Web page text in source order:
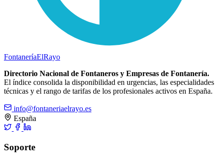
FontaneríaElRayo
Directorio Nacional de Fontaneros y Empresas de Fontanería.
El índice consolida la disponibilidad en urgencias, las especialidades
técnicas y el rango de tarifas de los profesionales activos en España.
info@fontaneriaelrayo.es
España
Soporte